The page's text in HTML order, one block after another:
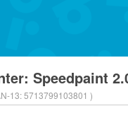
Speedpaint
13:5713799103801 )